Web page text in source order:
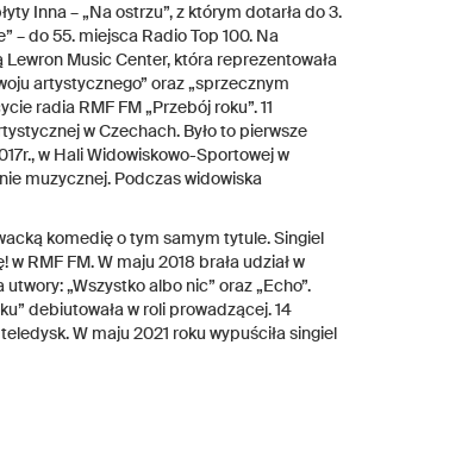
Inna – „Na ostrzu”, z którym dotarła do 3.
– do 55. miejsca Radio Top 100. Na
Music Center, która reprezentowała
artystycznego” oraz „sprzecznym
radia RMF FM „Przebój roku”. 11
w Czechach. Było to pierwsze
w Hali Widowiskowo-Sportowej w
muzycznej. Podczas widowiska
komedię o tym samym tytule. Singiel
RMF FM. W maju 2018 brała udział w
„Wszystko albo nic” oraz „Echo”.
debiutowała w roli prowadzącej. 14
W maju 2021 roku wypuściła singiel